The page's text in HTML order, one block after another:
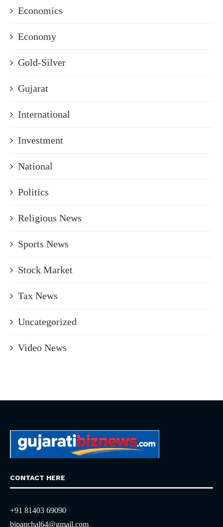
Economics
Economy
Gold-Silver
Gujarat
International
Investment
National
Politics
Religious News
Sports News
Stock Market
Tax News
Uncategorized
Video News
CONTACT HERE
+91 81403 69090
bjpanchal64@gmail.com